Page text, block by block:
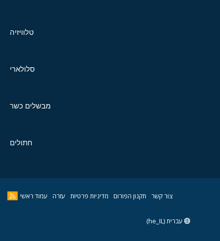
טלוויזיה
סלולארי
מבשלים כשר
חתולים
צור קשר תקנון הפורום מדיניות פרטיות עזרה עמוד ראשי
עברית (he_IL)